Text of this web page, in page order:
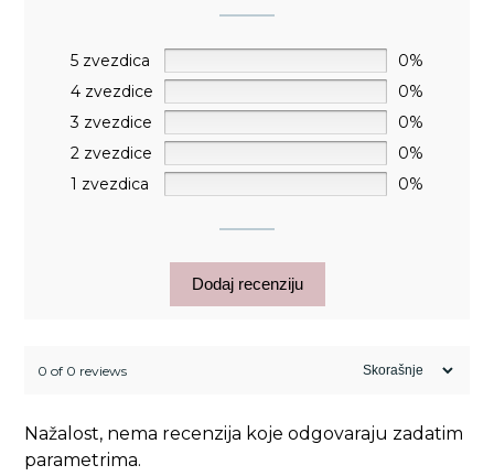
5 zvezdica
0%
4 zvezdice
0%
3 zvezdice
0%
2 zvezdice
0%
1 zvezdica
0%
Dodaj recenziju
0 of 0 reviews
Nažalost, nema recenzija koje odgovaraju zadatim
parametrima.